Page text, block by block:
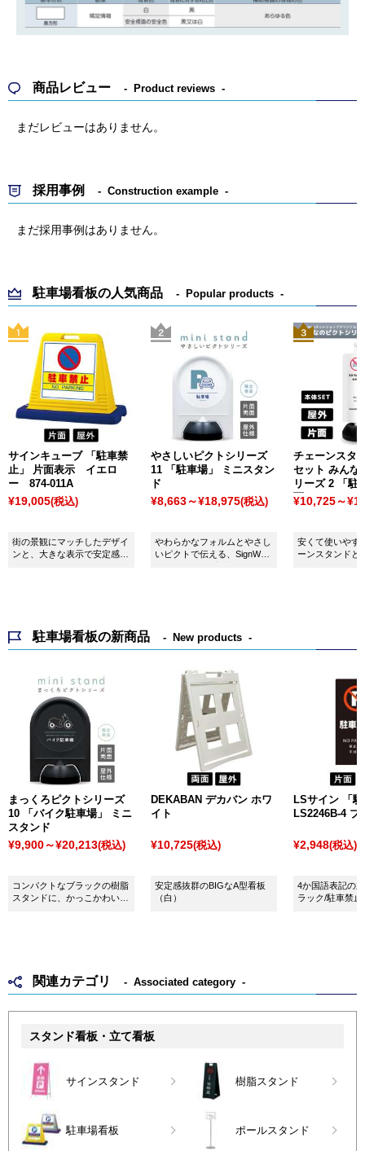
商品レビュー Product reviews
まだレビューはありません。
採用事例 Construction example
まだ採用事例はありません。
駐車場看板の人気商品 Popular products
サインキューブ 「駐車禁
止」 片面表示 イエロ
ー 874-011A
¥19,005(税込)
街の景観にマッチしたデザイ
ンと、大きな表示で安定感抜
やさしいピクトシリーズ
11 「駐車場」 ミニスタン
ド
¥8,663～¥18,975(税込)
やわらかなフォルムとやさし
いピクトで伝える、SignWeb
チェーンスタ
セット みんな
リーズ 2 「駐
面
¥10,725～
安くて使いやす
ーンスタンドと
駐車場看板の新商品 New products
まっくろピクトシリーズ
10 「バイク駐車場」 ミニ
スタンド
¥9,900～¥20,213(税込)
コンパクトなブラックの樹脂
スタンドに、かっこかわいい
DEKABAN デカバン ホワ
イト
¥10,725(税込)
安定感抜群のBIGなA型看板
（白）
LSサイン 「
LS2246B-4 ブ
¥2,948(税込)
4か国語表記の
ラック/駐車禁止
関連カテゴリ Associated category
スタンド看板・立て看板
サインスタンド 樹脂スタンド
駐車場看板 ポールスタンド